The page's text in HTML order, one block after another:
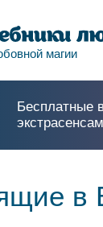
магии
Бесплатные
экстрасенсам
в